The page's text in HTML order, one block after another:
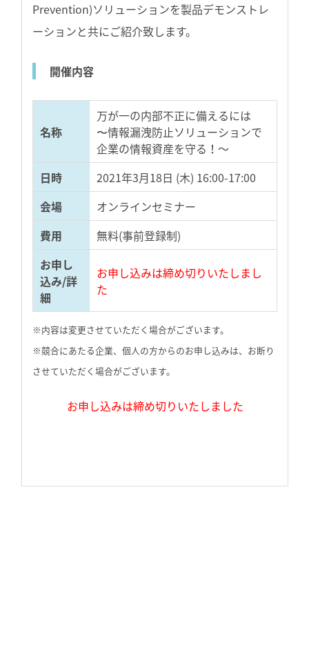
Prevention)ソリューションを製品デモンストレ
ーションと共にご紹介致します。
開催内容
名称
万が一の内部不正に備えるには
〜情報漏洩防止ソリューションで
企業の情報資産を守る！～
日時
2021年3月18日 (木) 16:00-17:00
会場
オンラインセミナー
費用
無料(事前登録制)
お申し
込み/詳
細
お申し込みは締め切りいたしまし
た
※内容は変更させていただく場合がございます。
※競合にあたる企業、個人の方からのお申し込みは、お断り
させていただく場合がございます。
お申し込みは締め切りいたしました